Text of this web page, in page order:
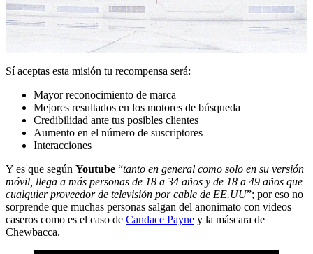
Sí aceptas esta misión tu recompensa será:
Mayor reconocimiento de marca
Mejores resultados en los motores de búsqueda
Credibilidad ante tus posibles clientes
Aumento en el número de suscriptores
Interacciones
Y es que según Youtube “tanto en general como solo en su versión
móvil, llega a más personas de 18 a 34 años y de 18 a 49 años que
cualquier proveedor de televisión por cable de EE.UU”; por eso no
sorprende que muchas personas salgan del anonimato con videos
caseros como es el caso de Candace Payne y la máscara de
Chewbacca.